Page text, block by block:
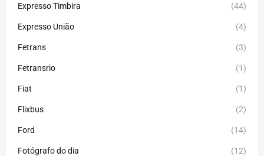
Expresso Timbira (44)
Expresso União (4)
Fetrans (3)
Fetransrio (1)
Fiat (1)
Flixbus (2)
Ford (14)
Fotógrafo do dia (12)